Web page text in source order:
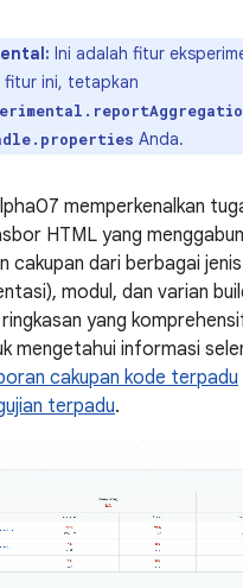
Ini adalah fitur
fitur ini, tetapkan
Anda.
memperkenalkan
HTML yang
cakupan dari berbagai
modul, dan varian
yang
mengetahui informasi
cakupan kode terpadu
terpadu.